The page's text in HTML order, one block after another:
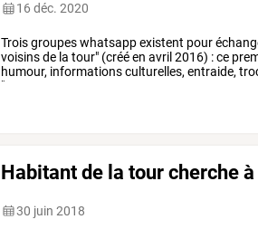
16 déc. 2020
Troisgroupeswhatsappexistent pour
voisinsde la tour" (crééen avril 2016) :ce
humour, informationsculturelles, entraide,
"notre
Habitant de la tour cherche
30 juin 2018